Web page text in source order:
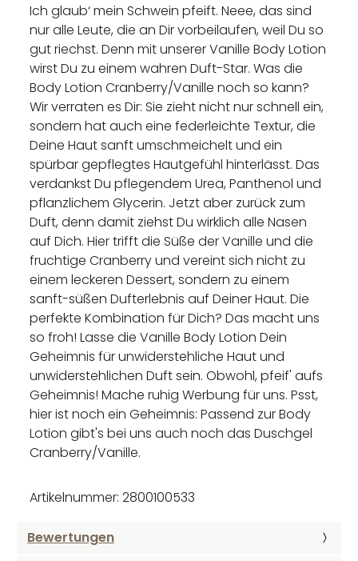
Ich glaub‘ mein Schwein pfeift. Neee, das sind
nur alle Leute, die an Dir vorbeilaufen, weil Du so
gut riechst. Denn mit unserer Vanille Body Lotion
wirst Du zu einem wahren Duft-Star. Was die
Body Lotion Cranberry/Vanille noch so kann?
Wir verraten es Dir: Sie zieht nicht nur schnell ein,
sondern hat auch eine federleichte Textur, die
Deine Haut sanft umschmeichelt und ein
spürbar gepflegtes Hautgefühl hinterlässt. Das
verdankst Du pflegendem Urea, Panthenol und
pflanzlichem Glycerin. Jetzt aber zurück zum
Duft, denn damit ziehst Du wirklich alle Nasen
auf Dich. Hier trifft die Süße der Vanille und die
fruchtige Cranberry und vereint sich nicht zu
einem leckeren Dessert, sondern zu einem
sanft-süßen Dufterlebnis auf Deiner Haut. Die
perfekte Kombination für Dich? Das macht uns
so froh! Lasse die Vanille Body Lotion Dein
Geheimnis für unwiderstehliche Haut und
unwiderstehlichen Duft sein. Obwohl, pfeif' aufs
Geheimnis! Mache ruhig Werbung für uns. Psst,
hier ist noch ein Geheimnis: Passend zur Body
Lotion gibt's bei uns auch noch das Duschgel
Cranberry/Vanille.
Artikelnummer: 2800100533
Bewertungen